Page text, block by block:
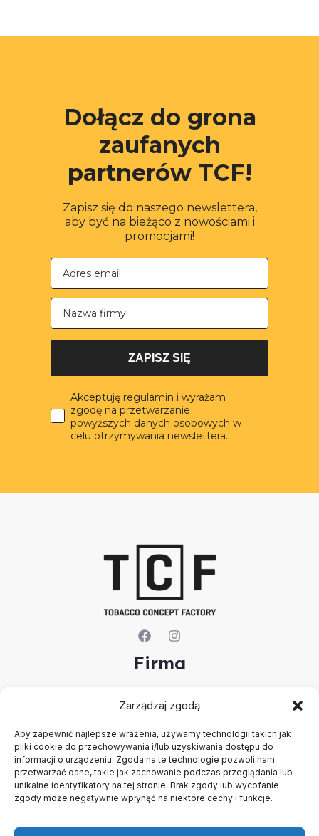
Zarządzaj zgodą
Aby zapewnić najlepsze wrażenia, używamy technologii takich jak
pliki cookie do przechowywania i/lub uzyskiwania dostępu do
informacji o urządzeniu. Zgoda na te technologie pozwoli nam
przetwarzać dane, takie jak zachowanie podczas przeglądania lub
unikalne identyfikatory na tej stronie. Brak zgody lub wycofanie
zgody może negatywnie wpłynąć na niektóre cechy i funkcje.
Dołącz do grona
zaufanych
partnerów TCF!
Zapisz się do naszego newslettera,
aby być na bieżąco z nowościami i
promocjami!
Nazwa firmy
ZAPISZ SIĘ
Akceptuję regulamin i wyrażam
zgodę na przetwarzanie
powyższych danych osobowych w
celu otrzymywania newslettera.
Firma
Kontakt
Konto
Polityka prywatności
Regulamin